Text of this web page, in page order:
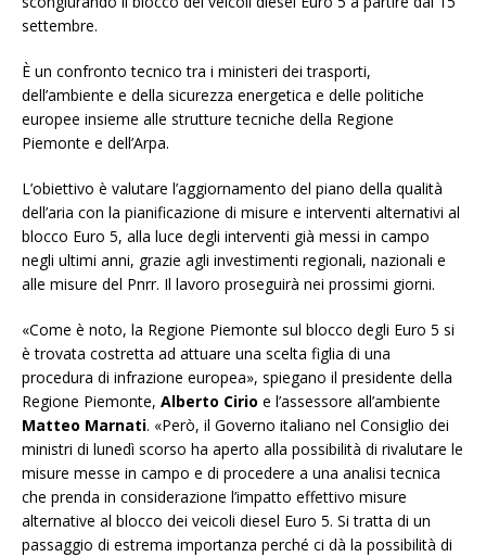
settembre.
È un confronto tecnico tra i ministeri dei trasporti,
dell’ambiente e della sicurezza energetica e delle politiche
europee insieme alle strutture tecniche della Regione
Piemonte e dell’Arpa.
L’obiettivo è valutare l’aggiornamento del piano della qualità
dell’aria con la pianificazione di misure e interventi alternativi al
blocco Euro 5, alla luce degli interventi già messi in campo
negli ultimi anni, grazie agli investimenti regionali, nazionali e
alle misure del Pnrr. Il lavoro proseguirà nei prossimi giorni.
«Come è noto, la Regione Piemonte sul blocco degli Euro 5 si
è trovata costretta ad attuare una scelta figlia di una
procedura di infrazione europea», spiegano il presidente della
Regione Piemonte, Alberto Cirio e l’assessore all’ambiente
Matteo Marnati. «Però, il Governo italiano nel Consiglio dei
ministri di lunedì scorso ha aperto alla possibilità di rivalutare le
misure messe in campo e di procedere a una analisi tecnica
che prenda in considerazione l’impatto effettivo misure
alternative al blocco dei veicoli diesel Euro 5. Si tratta di un
passaggio di estrema importanza perché ci dà la possibilità di